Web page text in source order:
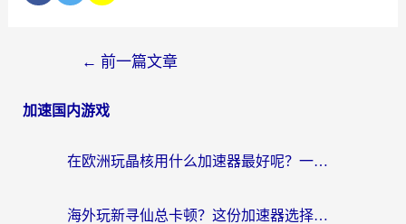
← 前一篇文章
加速国内游戏
在欧洲玩晶核用什么加速器最好呢？一个老玩家的真心话
海外玩新寻仙总卡顿？这份加速器选择指南让你秒回国服流畅体验